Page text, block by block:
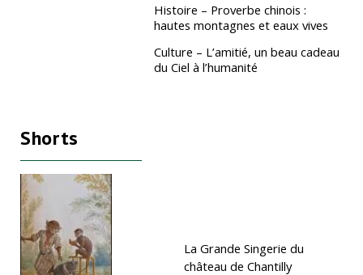
Histoire – Proverbe chinois :
hautes montagnes et eaux vives
Culture – L’amitié, un beau cadeau
du Ciel à l’humanité
Shorts
La Grande Singerie du
château de Chantilly